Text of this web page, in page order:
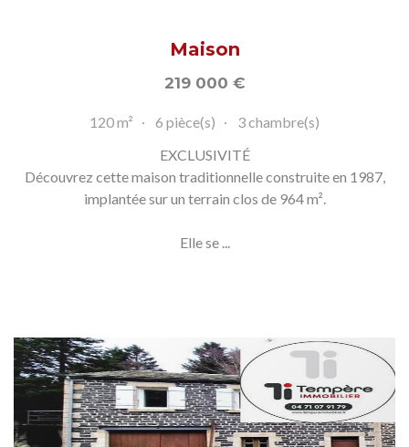
Maison
219 000 €
120 m² 6 pièce(s)
3 chambre(s)
EXCLUSIVITÉ
Découvrez cette maison traditionnelle construite en 1987,
implantée sur un terrain clos de 964 m².
Elle se ...